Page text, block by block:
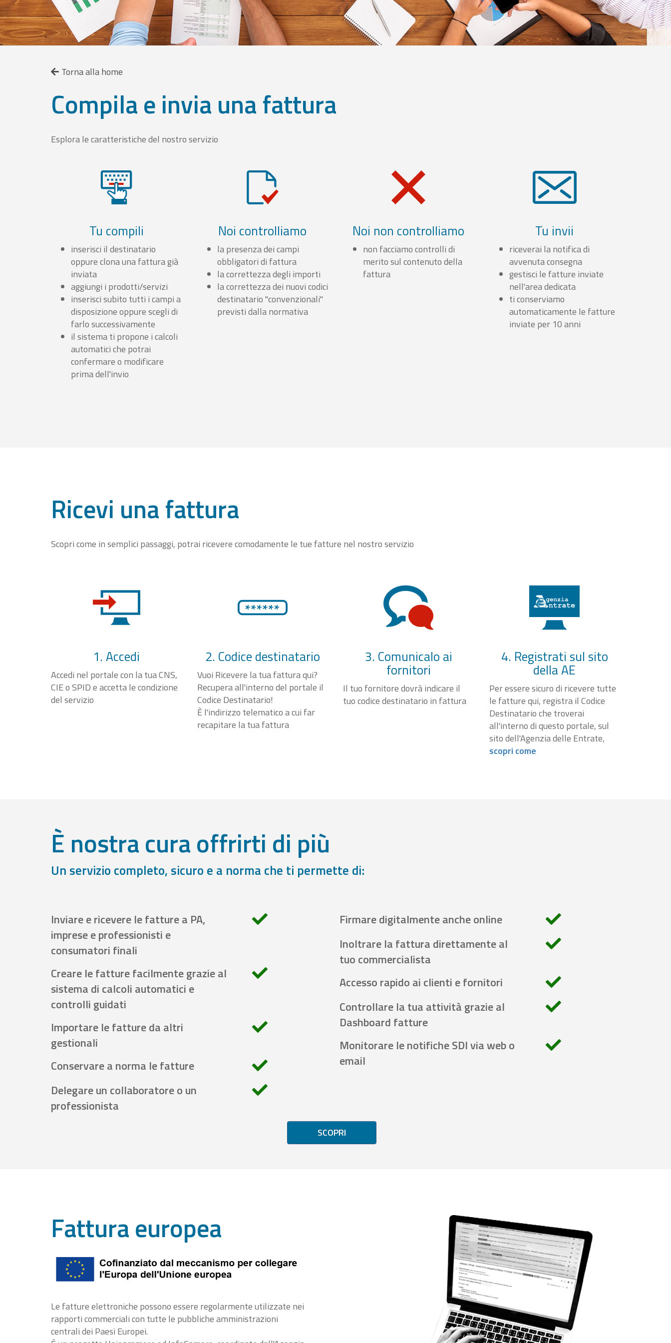
Torna alla home
Compila e invia una fattura
Esplora le caratteristiche del nostro servizio
Tu compili
inserisci il destinatario
oppure clona una fattura già
inviata
aggiungi i prodotti/servizi
inserisci subito tutti i campi a
disposizione oppure scegli di
farlo successivamente
il sistema ti propone i calcoli
automatici che potrai
confermare o modificare
prima dell'invio
Noi controlliamo
la presenza dei campi
obbligatori di fattura
la correttezza degli importi
la correttezza dei nuovi codici
destinatario "convenzionali"
previsti dalla normativa
Noi non controlliamo
non facciamo controlli di
merito sul contenuto della
fattura
Tu invii
riceverai la notifica di
avvenuta consegna
gestisci le fatture inviate
nell'area dedicata
ti conserviamo
automaticamente le fatture
inviate per 10 anni
Ricevi una fattura
Scopri come in semplici passaggi, potrai ricevere comodamente le tue fatture nel nostro servizio
1. Accedi
Accedi nel portale con la tua CNS,
CIE o SPID e accetta le condizione
del servizio
2. Codice destinatario
Vuoi Ricevere la tua fattura qui?
Recupera all'interno del portale il
Codice Destinatario!
È l'indirizzo telematico a cui far
recapitare la tua fattura
3. Comunicalo ai
fornitori
Il tuo fornitore dovrà indicare il
tuo codice destinatario in fattura
4. Registrati sul sito
della AE
Per essere sicuro di ricevere tutte
le fatture qui, registra il Codice
Destinatario che troverai
all'interno di questo portale, sul
sito dell'Agenzia delle Entrate,
scopri come
È nostra cura offrirti di più
Un servizio completo, sicuro e a norma che ti permette di:
Inviare e ricevere le fatture a PA,
imprese e professionisti e
consumatori finali
Creare le fatture facilmente grazie al
sistema di calcoli automatici e
controlli guidati
Importare le fatture da altri
gestionali
Conservare a norma le fatture
Delegare un collaboratore o un
professionista
Firmare digitalmente anche online
Inoltrare la fattura direttamente al
tuo commercialista
Accesso rapido ai clienti e fornitori
Controllare la tua attività grazie al
Dashboard fatture
Monitorare le notifiche SDI via web o
email
SCOPRI
Fattura europea
Le fatture elettroniche possono essere regolarmente utilizzate nei
rapporti commerciali con tutte le pubbliche amministrazioni
centrali dei Paesi Europei.